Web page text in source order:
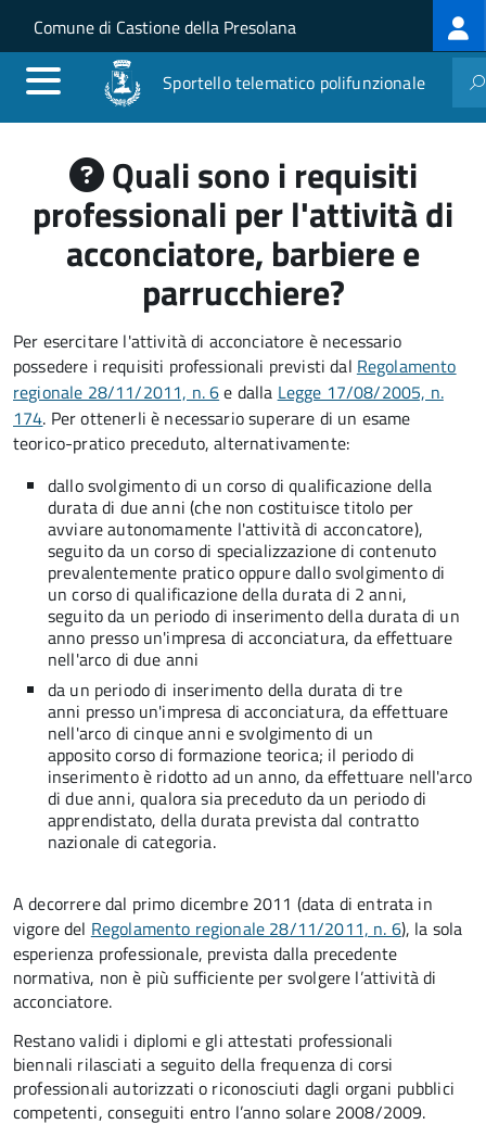
Salta al contenuto principale
Skip to site navigation
Comune di Castione della Presolana
Sportello telematico polifunzionale
Quali sono i requisiti
professionali per l'attività di
acconciatore, barbiere e
parrucchiere?
Per esercitare l'attività di acconciatore è necessario
possedere i requisiti professionali previsti dal Regolamento
regionale 28/11/2011, n. 6e dalla Legge 17/08/2005, n.
174. Per ottenerli è necessario superare di un esame
teorico-pratico preceduto, alternativamente:
dallo svolgimento di un corso di qualificazione della
durata di due anni (che non costituisce titolo per
avviare autonomamente l'attività di acconcatore),
seguito da un corso di specializzazione di contenuto
prevalentemente pratico oppure dallo svolgimento di
un corso di qualificazione della durata di 2 anni,
seguito da un periodo di inserimento della durata di un
anno presso un'impresa di acconciatura, da effettuare
nell'arco di due anni
da un periodo di inserimento della durata di tre
anni presso un'impresa di acconciatura, da effettuare
nell'arco di cinque anni e svolgimento di un
apposito corso di formazione teorica; il periodo di
inserimento è ridotto ad un anno, da effettuare nell'arco
di due anni, qualora sia preceduto da un periodo di
apprendistato, della durata prevista dal contratto
nazionale di categoria.
A decorrere dal primo dicembre 2011 (data di entrata in
vigore del Regolamento regionale 28/11/2011, n. 6), la sola
esperienza professionale, prevista dalla precedente
normativa, non è più sufficiente per svolgere l’attività di
acconciatore.
Restano validi i diplomi e gli attestati professionali
biennali rilasciati a seguito della frequenza di corsi
professionali autorizzati o riconosciuti dagli organi pubblici
competenti, conseguiti entro l’anno solare 2008/2009.